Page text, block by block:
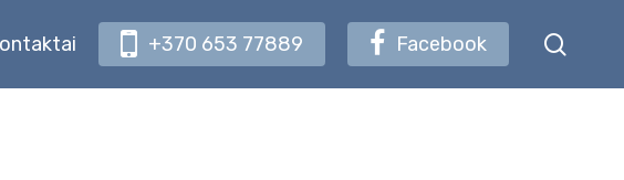
+370 653 77889 Facebook